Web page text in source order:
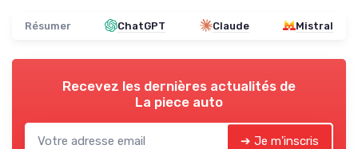
Résumer ChatGPT Claude Mistral
Recevez les dernières actualités de
La piece auto
➔ Je m'inscris